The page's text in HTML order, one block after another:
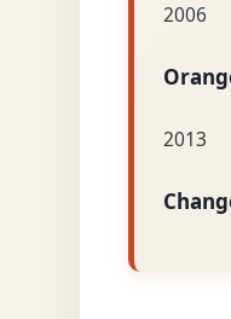
2006
2013